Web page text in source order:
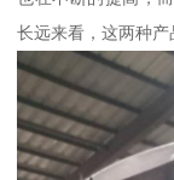
长远来看，这两种产